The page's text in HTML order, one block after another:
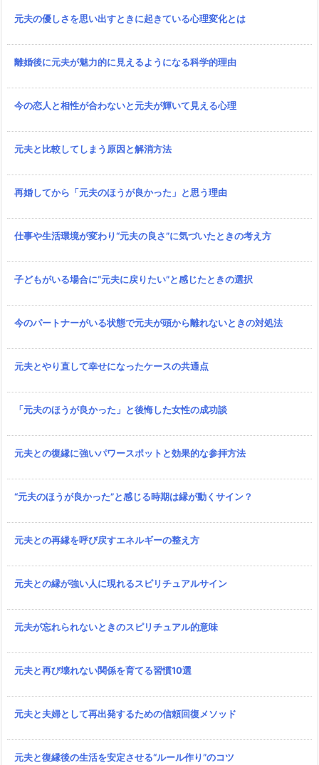
元夫の優しさを思い出すときに起きている心理変化とは
離婚後に元夫が魅力的に見えるようになる科学的理由
今の恋人と相性が合わないと元夫が輝いて見える心理
元夫と比較してしまう原因と解消方法
再婚してから「元夫のほうが良かった」と思う理由
仕事や生活環境が変わり“元夫の良さ”に気づいたときの考え方
子どもがいる場合に“元夫に戻りたい”と感じたときの選択
今のパートナーがいる状態で元夫が頭から離れないときの対処法
元夫とやり直して幸せになったケースの共通点
「元夫のほうが良かった」と後悔した女性の成功談
元夫との復縁に強いパワースポットと効果的な参拝方法
“元夫のほうが良かった”と感じる時期は縁が動くサイン？
元夫との再縁を呼び戻すエネルギーの整え方
元夫との縁が強い人に現れるスピリチュアルサイン
元夫が忘れられないときのスピリチュアル的意味
元夫と再び壊れない関係を育てる習慣10選
元夫と夫婦として再出発するための信頼回復メソッド
元夫と復縁後の生活を安定させる“ルール作り”のコツ